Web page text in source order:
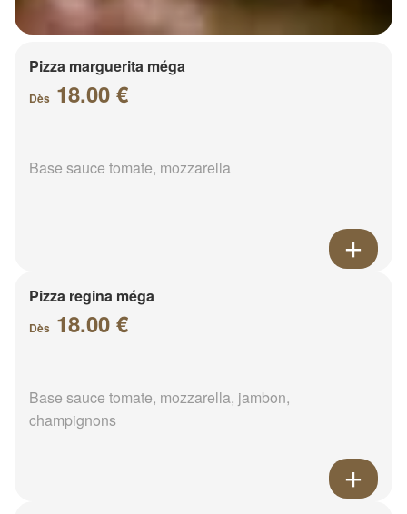
Pizza marguerita méga
Dès 18.00 €
Base sauce tomate, mozzarella
Pizza regina méga
Dès 18.00 €
Base sauce tomate, mozzarella, jambon,
champignons